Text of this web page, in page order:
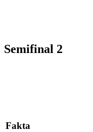
Semifinal 2
Fakta